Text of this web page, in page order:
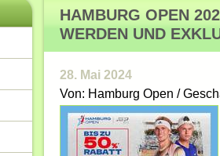
HAMBURG OPEN
WERDEN UND
28. Mai 2024
Von: Hamburg Open /